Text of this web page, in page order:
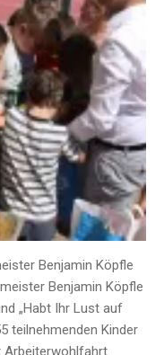
Benjamin Köpfle
Benjamin Köpfle
„Habt Ihr Lust auf
teilnehmenden Kinder
Arbeiterwohlfahrt